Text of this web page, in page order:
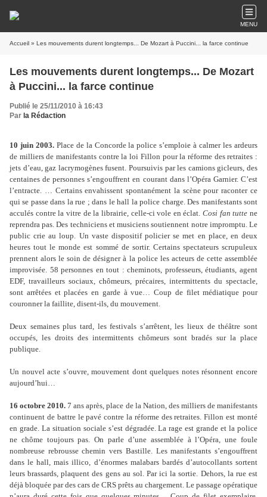
MENU
Accueil » Les mouvements durent longtemps... De Mozart à Puccini... la farce continue
Les mouvements durent longtemps... De Mozart
à Puccini... la farce continue
Publié le 25/11/2010 à 16:43
Par la Rédaction
10 juin 2003.Place de la Concorde la police s’emploie à calmer les ardeurs
de milliers de manifestants contre la loi Fillon pour la réforme des retraites :
jets d’eau, gaz lacrymogènes fusent. Poursuivis par les camions gicleurs, des
centaines de personnes s’engouffrent en courant dans l’Opéra Garnier. C’est
l’entracte. … Certains envahissent spontanément la scène pour raconter ce
qui se passe dans la rue ; dans le hall la police charge. Des manifestants sont
acculés contre la vitre de la librairie, celle-ci vole en éclat.Cosi fan tutte ne
reprendra pas. Des techniciens et musiciens soutiennent notre impromptu. Le
public crie au loup. Un vaste dispositif policier se met en place, en deux
heures tout le monde est sommé de sortir. Certains spectateurs scrupuleux
prennent alors le soin de désigner à la police les acteurs de cette assemblée
improvisée. 58 personnes en tout : cheminots, professeurs, étudiants, agent
EDF, travailleurs sociaux, chômeurs, précaires, intermittents du spectacle,
sont arrêtées et placées en garde à vue… Coup de filet médiatique pour
couronner la faillite, disent-ils, du mouvement.
Deux semaines plus tard, les festivals s’arrêtent, les lieux de théâtre sont
occupés, les droits des intermittents chômeurs sont bradés sur la place
publique.
Un nouvel acte s’ouvre, mouvement dont quelques notes résonnent encore
aujourd’hui…
16 octobre 2010. 7 ans après, place de la Nation, des milliers de manifestants
continuent de battre le pavé contre la réforme des retraites. Fillon est monté
en grade. La situation sociale s’est dégradée. La rage est grande et la police
ne chôme toujours pas. On parle d’une assemblée à l’Opéra, une foule
nombreuse rebrousse chemin vers Bastille. Les manifestants s’engouffrent
dans le hall, mais illico, d’énormes malabars bardés d’autocollants sortent
leurs brassards, plaquent des gens au sol. Par ici la sortie. Dehors, la rue est
déjà bloquée par des cars de CRS prêts au chargement. Le passage opératique